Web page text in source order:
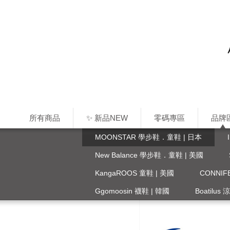
所有商品 ✨ 新品NEW 零碼專區 品牌
MOONSTAR 學步鞋．童鞋 | 日本
New Balance 學步鞋．童鞋 | 美國
KangaROOS 童鞋 | 美國
Ggomoosin 襪鞋 | 韓國 Boatilus